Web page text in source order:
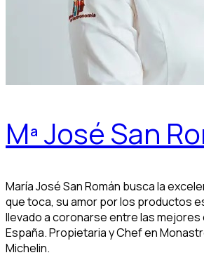
Mª José San
María José San Román busca la
que toca, su amor por los productos
llevado a coronarse entre las
España. Propietaria y Chef en
Michelin.